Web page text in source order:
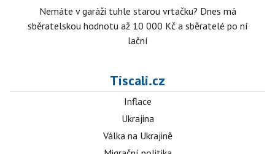
Nemáte v garáži tuhle starou vrtačku? Dnes má
sběratelskou hodnotu až 10 000 Kč a sběratelé po ní
lační
Tiscali.cz
Inflace
Ukrajina
Válka na Ukrajině